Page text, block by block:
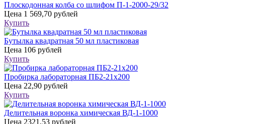
Плоскодонная колба со шлифом П-1-2000-29/32
Цена 1 569,70 рублей
Купить
Бутылка квадратная 50 мл пластиковая
Цена 106 рублей
Купить
Пробирка лабораторная ПБ2-21х200
Цена 22,90 рублей
Купить
Делительная воронка химическая ВД-1-1000
Цена 2321,53 рублей